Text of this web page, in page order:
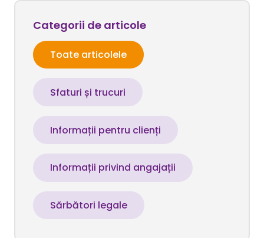
Categorii de articole
Toate articolele
Sfaturi și trucuri
Informații pentru clienți
Informații privind angajații
Sărbători legale